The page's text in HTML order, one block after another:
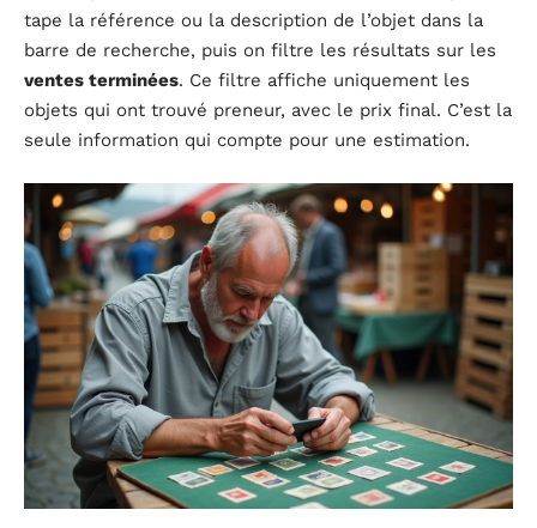
tape la référence ou la description de l’objet dans la
barre de recherche, puis on filtre les résultats sur les
ventes terminées. Ce filtre affiche uniquement les
objets qui ont trouvé preneur, avec le prix final. C’est la
seule information qui compte pour une estimation.